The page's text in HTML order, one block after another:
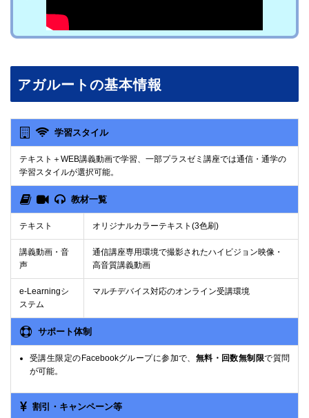
アガルートの基本情報
学習スタイル
テキスト＋WEB講義動画で学習、一部プラスゼミ講座では通信・通学の
学習スタイルが選択可能。
教材一覧
テキスト オリジナルカラーテキスト(3色刷)
講義動画・音
声
通信講座専用環境で撮影されたハイビジョン映像・
高音質講義動画
e-Learningシ
ステム
マルチデバイス対応のオンライン受講環境
サポート体制
受講生限定のFacebookグループに参加で、 無料・回数無制限で質問
が可能。
割引・キャンペーン等